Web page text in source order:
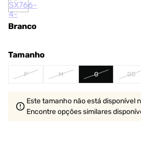
Branco
Tamanho
P M G GG
Este tamanho não está disponível
Encontre opções similares